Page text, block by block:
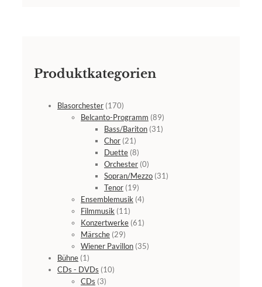
Produktkategorien
Blasorchester (170)
Belcanto-Programm (89)
Bass/Bariton (31)
Chor (21)
Duette (8)
Orchester (0)
Sopran/Mezzo (31)
Tenor (19)
Ensemblemusik (4)
Filmmusik (11)
Konzertwerke (61)
Märsche (29)
Wiener Pavillon (35)
Bühne (1)
CDs - DVDs (10)
CDs (3)